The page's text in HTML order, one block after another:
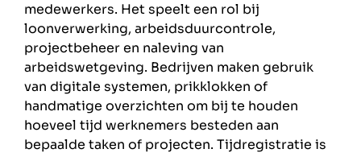
medewerkers. Het speelt een rol bij
loonverwerking, arbeidsduurcontrole,
projectbeheer en naleving van
arbeidswetgeving. Bedrijven maken gebruik
van digitale systemen, prikklokken of
handmatige overzichten om bij te houden
hoeveel tijd werknemers besteden aan
bepaalde taken of projecten. Tijdregistratie is